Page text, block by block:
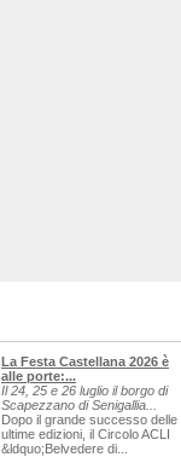
La Festa Castellana 2026 è
alle porte:...
Il 24, 25 e 26 luglio il borgo di
Scapezzano di Senigallia...
Dopo il grande successo delle
ultime edizioni, il Circolo ACLI
&ldquo;Belvedere di...